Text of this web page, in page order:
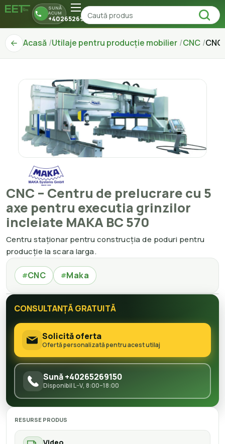
SUNĂ
ACUM
+40265269150
Acasă Utilaje pentru producție mobilier CNC
CNC – Centru de prelucrare cu 5
axe pentru executia grinzilor
incleiate MAKA BC 570
Centru staționar pentru construcția de poduri pentru
producție la scara larga.
#CNC #Maka
CONSULTANȚĂ GRATUITĂ
Solicită oferta
Ofertă personalizată pentru acest utilaj
Sună +40265269150
Disponibil L–V, 8:00–18:00
RESURSE PRODUS